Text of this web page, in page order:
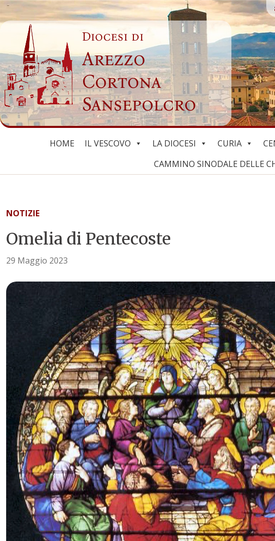
Skip
to
content
Diocesi di
Arezzo
Cortona
Sansepolcro
HOME IL VESCOVO LA DIOCESI CURIA
CAMMINO SINODALE DELLE
NOTIZIE
Omelia di Pentecoste
29 Maggio 2023